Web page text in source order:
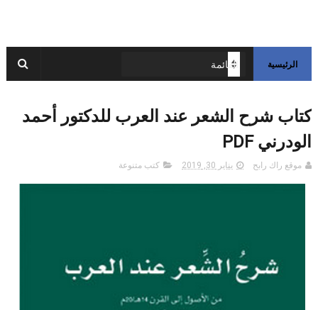
الرئيسية
كتاب شرح الشعر عند العرب للدكتور أحمد
الودرني PDF
موقع راك رابح يناير 30, 2019 كتب متنوعة